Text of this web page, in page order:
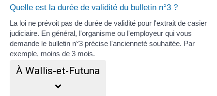
Quelle est la durée de validité du bulletin n°3 ?
La loi ne prévoit pas de durée de validité pour l'extrait de casier
judiciaire. En général, l'organisme ou l'employeur qui vous
demande le bulletin n°3 précise l'ancienneté souhaitée. Par
exemple, moins de 3 mois.
À Wallis-et-Futuna